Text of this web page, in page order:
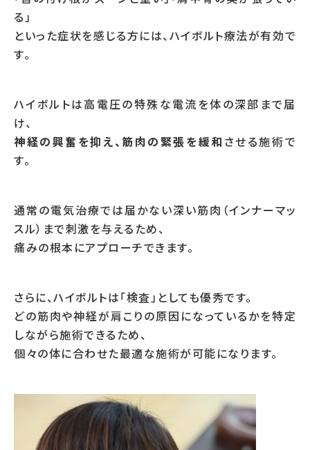
る」
といった症状を感じる方には、ハイボルト療法が有効で
す。
ハイボルトは高電圧の特殊な電流を体の深部まで届
け、
神経の興奮を抑え、筋肉の緊張を緩和 させる施術で
す。
通常の電気治療では届かない深い筋肉（インナーマッ
スル）まで刺激を与えるため、
痛みの根本にアプローチできます。
さらに、ハイボルトは「検査」としても優秀です。
どの筋肉や神経が肩こりの原因になっているかを特定
しながら施術できるため、
個々の体に合わせた最適な施術が可能になります。